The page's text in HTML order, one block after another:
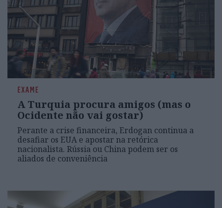
EXAME
A Turquia procura amigos (mas o
Ocidente não vai gostar)
Perante a crise financeira, Erdogan continua a
desafiar os EUA e apostar na retórica
nacionalista. Rússia ou China podem ser os
aliados de conveniência